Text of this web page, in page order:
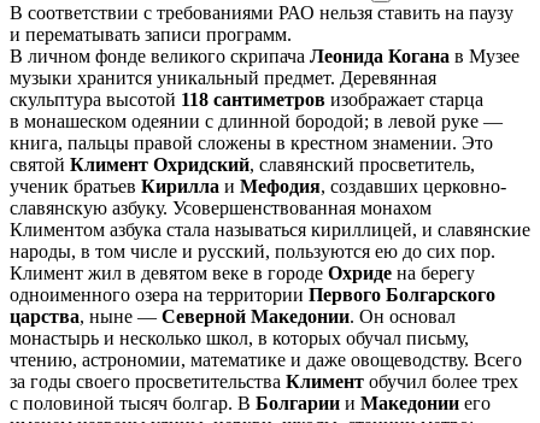
В соответствии с требованиями РАО нельзя ставить на паузу
и перематывать записи программ.
В личном фонде великого скрипача Леонида Когана в Музее
музыки хранится уникальный предмет. Деревянная
скульптура высотой 118 сантиметров изображает старца
в монашеском одеянии с длинной бородой; в левой руке —
книга, пальцы правой сложены в крестном знамении. Это
святой Климент Охридский, славянский просветитель,
ученик братьев Кирилла и Мефодия, создавших церковно-
славянскую азбуку. Усовершенствованная монахом
Климентом азбука стала называться кириллицей, и славянские
народы, в том числе и русский, пользуются ею до сих пор.
Климент жил в девятом веке в городе Охриде на берегу
одноименного озера на территории Первого Болгарского
царства, ныне — Северной Македонии. Он основал
монастырь и несколько школ, в которых обучал письму,
чтению, астрономии, математике и даже овощеводству. Всего
за годы своего просветительства Климент обучил более трех
с половиной тысяч болгар. В Болгарии и Македонии его